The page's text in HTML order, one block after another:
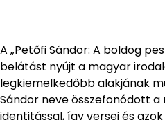
A „Petőfi Sándor: A boldog
belátást nyújt a magyar
legkiemelkedőbb alakjának
Sándor neve összefonódott
identitással, így versei és